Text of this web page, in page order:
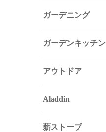
ガーデニング
ガーデンキッチン
アウトドア
Aladdin
薪ストーブ